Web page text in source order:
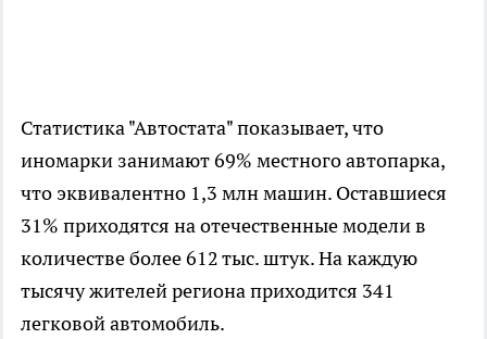
Статистика "Автостата" показывает, что
иномарки занимают 69% местного автопарка,
что эквивалентно 1,3 млн машин. Оставшиеся
31% приходятся на отечественные модели в
количестве более 612 тыс. штук. На каждую
тысячу жителей региона приходится 341
легковой автомобиль.